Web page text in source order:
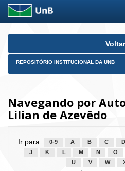
Skip
Voltar
REPOSITÓRIO INSTITUCIONAL DA UNB
Navegando por
Lilian de Azevêdo
Ir para: 0-9 A B C D
J
K L M N O
U
V W